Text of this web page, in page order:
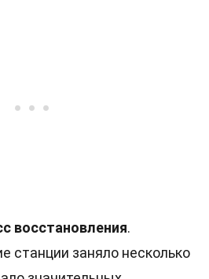
восстановления.
станции заняло несколько